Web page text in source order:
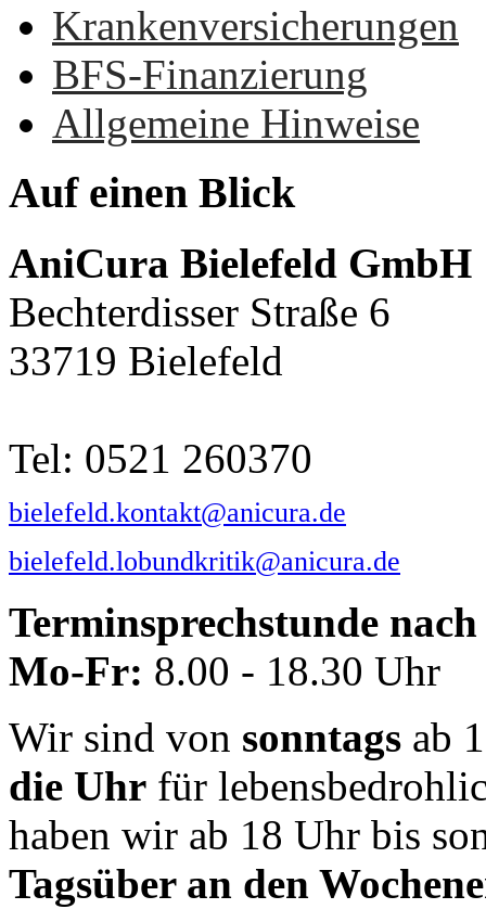
Krankenversicherungen
BFS-Finanzierung
Allgemeine Hinweise
Auf einen Blick
AniCura Bielefeld GmbH
Bechterdisser Straße 6
33719 Bielefeld
Tel: 0521 260370
bielefeld.kontakt@anicura.de
bielefeld.lobundkritik@anicura.de
Terminsprechstunde
Mo-Fr: 8.00 - 18.30 Uhr
Wir sind von sonntags ab
die Uhr für
haben wir ab 18 Uhr bis
Tagsüber an den